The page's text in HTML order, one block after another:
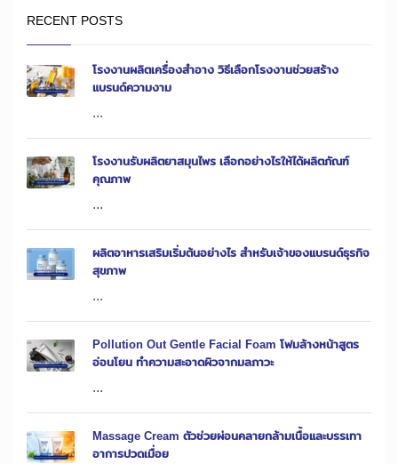
RECENT POSTS
โรงงานผลิตเครื่องสำอาง วิธีเลือกโรงงานช่วยสร้าง
แบรนด์ความงาม
...
โรงงานรับผลิตยาสมุนไพร เลือกอย่างไรให้ได้ผลิตภัณฑ์
คุณภาพ
...
ผลิตอาหารเสริมเริ่มต้นอย่างไร สำหรับเจ้าของแบรนด์ธุรกิจ
สุขภาพ
...
Pollution Out Gentle Facial Foam โฟมล้างหน้าสูตร
อ่อนโยน ทำความสะอาดผิวจากมลภาวะ
...
Massage Cream ตัวช่วยผ่อนคลายกล้ามเนื้อและบรรเทา
อาการปวดเมื่อย